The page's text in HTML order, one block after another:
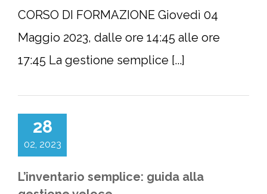
CORSO DI FORMAZIONE Giovedì 04
Maggio 2023, dalle ore 14:45 alle ore
17:45 La gestione semplice [...]
28
02, 2023
L’inventario semplice: guida alla